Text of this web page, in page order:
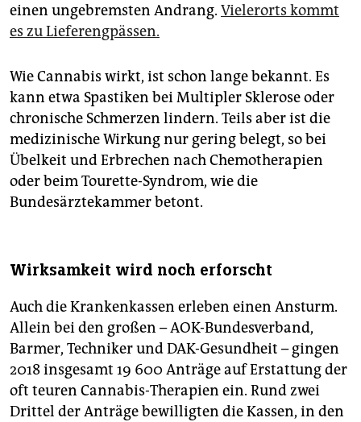
einen ungebremsten Andrang. Vielerorts kommt
es zu Lieferengpässen.
Wie Cannabis wirkt, ist schon lange bekannt. Es
kann etwa Spastiken bei Multipler Sklerose oder
chronische Schmerzen lindern. Teils aber ist die
medizinische Wirkung nur gering belegt, so bei
Übelkeit und Erbrechen nach Chemotherapien
oder beim Tourette-Syndrom, wie die
Bundesärztekammer betont.
Wirksamkeit wird noch erforscht
Auch die Krankenkassen erleben einen Ansturm.
Allein bei den großen – AOK-Bundesverband,
Barmer, Techniker und DAK-Gesundheit – gingen
2018 insgesamt 19 600 Anträge auf Erstattung der
oft teuren Cannabis-Therapien ein. Rund zwei
Drittel der Anträge bewilligten die Kassen, in den